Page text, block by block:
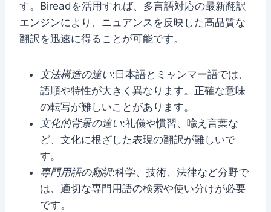
す。Bireadを活用すれば、多言語対応の最新翻訳
エンジンにより、ニュアンスを反映した高品質な
翻訳を迅速に得ることが可能です。
文法構造の違い:日本語とミャンマー語では、
語順や特性が大きく異なります。正確な意味
の転写が難しいことがあります。
文化的背景の違い:礼儀や慣習、喩え言葉な
ど、文化に根ざした表現の翻訳が難しいで
す。
専門用語の翻訳:科学、技術、法律など分野で
は、適切な専門用語の検索や使い分けが必要
です。